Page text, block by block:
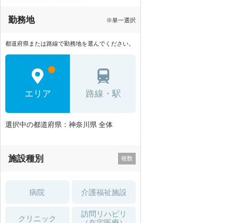
勤務地 ※単一選択
都道府県または路線で勤務地を選んでください。
エリア 路線・駅
選択中の都道府県：神奈川県 全体
施設種別
病院 介護福祉施設
クリニック
訪問リハビリ